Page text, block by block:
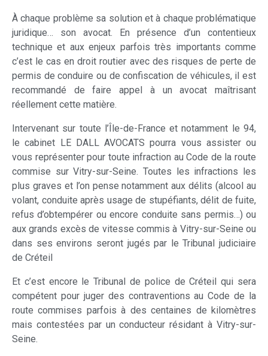
À chaque problème sa solution et à chaque problématique
juridique… son avocat. En présence d’un contentieux
technique et aux enjeux parfois très importants comme
c’est le cas en droit routier avec des risques de perte de
permis de conduire ou de confiscation de véhicules, il est
recommandé de faire appel à un avocat maîtrisant
réellement cette matière.
Intervenant sur toute l’Île-de-France et notamment le 94,
le cabinet LE DALL AVOCATS pourra vous assister ou
vous représenter pour toute infraction au Code de la route
commise sur Vitry-sur-Seine. Toutes les infractions les
plus graves et l’on pense notamment aux délits (alcool au
volant, conduite après usage de stupéfiants, délit de fuite,
refus d’obtempérer ou encore conduite sans permis…) ou
aux grands excès de vitesse commis à Vitry-sur-Seine ou
dans ses environs seront jugés par le Tribunal judiciaire
de Créteil
Et c’est encore le Tribunal de police de Créteil qui sera
compétent pour juger des contraventions au Code de la
route commises parfois à des centaines de kilomètres
mais contestées par un conducteur résidant à Vitry-sur-
Seine.